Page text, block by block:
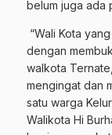
belum juga ada
“Wali Kota
dengan
walkota
mengingat dan
satu warga
Walikota Hi